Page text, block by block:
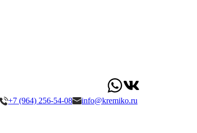
+7 (964) 256-54-08
info@kremiko.ru